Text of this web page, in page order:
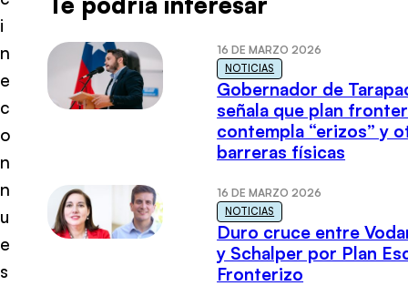
i
n
e
c
o
n
n
u
e
s
16 DE MARZO 2026
NOTICIAS
Gobernador de
señala que plan
contempla “erizos” y
barreras físicas
16 DE MARZO 2026
NOTICIAS
Duro cruce entre
y Schalper por Plan
Fronterizo